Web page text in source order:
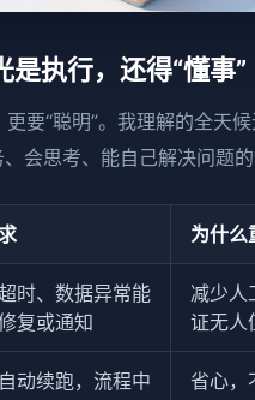
执行，还得“懂事”
要“聪明”。我理解的全天
会思考、能自己解决问题
为什么
时、数据异常能
复或通知
减少人
证无人
动续跑，流程中
省心，